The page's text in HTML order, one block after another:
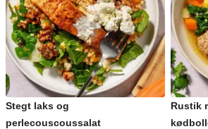
Stegt laks og
perlecouscoussalat
Rustik